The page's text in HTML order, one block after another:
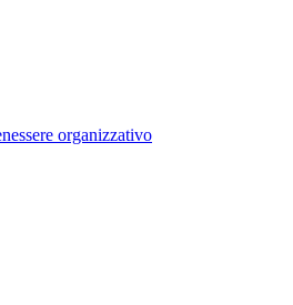
organizzativo